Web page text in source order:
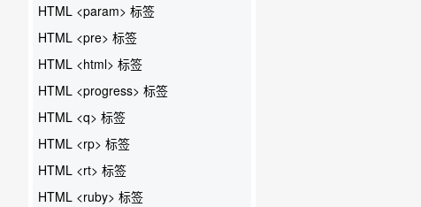
HTML <param> 标签
HTML <pre> 标签
HTML <html> 标签
HTML <progress> 标签
HTML <q> 标签
HTML <rp> 标签
HTML <rt> 标签
HTML <ruby> 标签